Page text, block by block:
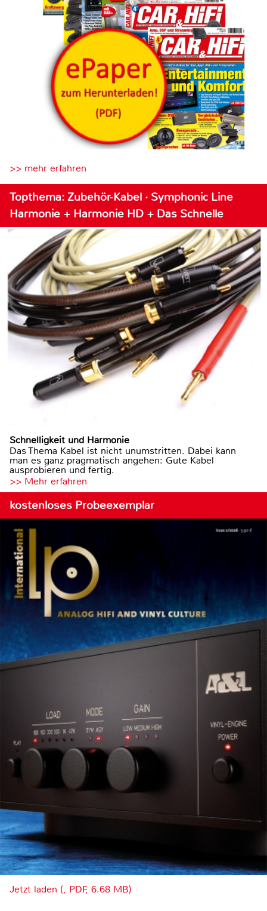
>> mehr erfahren
Topthema: Zubehör-Kabel · Symphonic Line
Harmonie + Harmonie HD + Das Schnelle
Schnelligkeit und Harmonie
Das Thema Kabel ist nicht unumstritten. Dabei kann
man es ganz pragmatisch angehen: Gute Kabel
ausprobieren und fertig.
>> Mehr erfahren
kostenloses Probeexemplar
Jetzt laden (, PDF, 6.68 MB)